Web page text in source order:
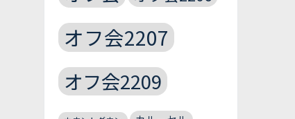
オフ会2207
オフ会2209